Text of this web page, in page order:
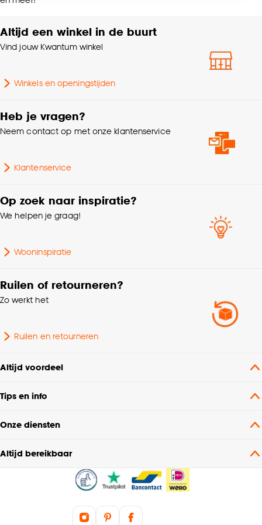
Goed om te weten is dat je deze keuze altijd nog
cookieverklaring.
Wasvoorschriften
Altijd een winkel in de buurt
Vind jouw Kwantum winkel
Winkels en openingstijden
Heb je vragen?
Neem contact op met onze klantenservice
Klantenservice
Op zoek naar inspiratie?
We helpen je graag!
Wooninspiratie
Ruilen of retourneren?
Zo werkt het
Ruilen en retourneren
Altijd voordeel
Tips en info
Onze diensten
Altijd bereikbaar